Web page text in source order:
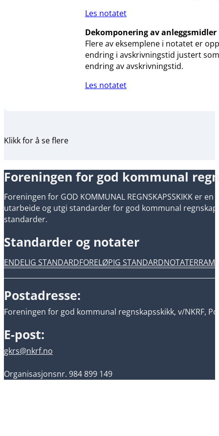
Les notatet
Dekomponering av anleggsmidler
Flere av eksemplene i notatet er
endring i avskrivningstid justert
endring av avskrivningstid.
Les notatet
Klikk for å se flere
Foreningen for god kommunal
Foreningen for GOD KOMMUNAL REGNSKAPSSKIKK
utarbeide og utgi standarder for god kommunal
standarder.
Standarder og notater
ENDELIG STANDARDFORELØPIG STANDARDNOTATER
Postadresse:
Foreningen for god kommunal regnskapsskikk, v/NKRF,
E-post:
gkrs@nkrf.no
Organisasjonsnr. 984 899 149